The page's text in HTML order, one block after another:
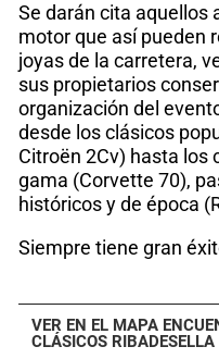
Se darán cita aquellos
motor que así pueden
joyas de la carretera,
sus propietarios
organización del
desde los clásicos
Citroën 2Cv) hasta los
gama (Corvette 70),
históricos y de época
Siempre tiene gran
VER EN EL MAPA
CLÁSICOS RIBADESELLA